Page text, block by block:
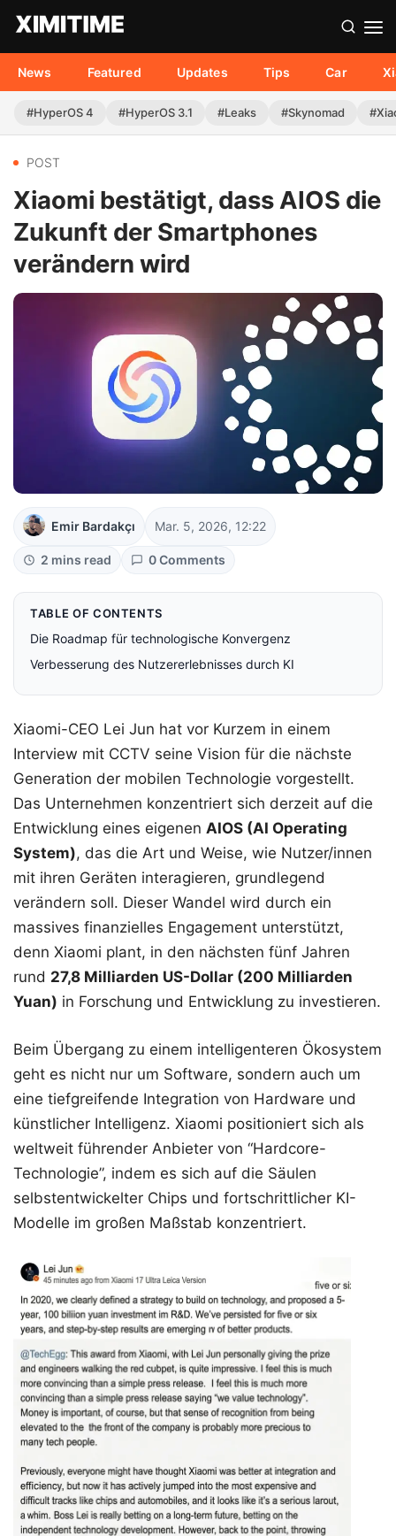
News Featured Updates Tips Car
#HyperOS 4 #HyperOS 3.1 #Leaks #Skynomad
POST
Xiaomi bestätigt, dass AIOS die
Zukunft der Smartphones
verändern wird
Emir Bardakçı Mar. 5, 2026, 12:22
2 mins read 0 Comments
TABLE OF CONTENTS
Die Roadmap für technologische Konvergenz
Verbesserung des Nutzererlebnisses durch KI
Xiaomi-CEO Lei Jun hat vor Kurzem in einem
Interview mit CCTV seine Vision für die nächste
Generation der mobilen Technologie vorgestellt.
Das Unternehmen konzentriert sich derzeit auf die
Entwicklung eines eigenen AIOS (AI Operating
System), das die Art und Weise, wie Nutzer/innen
mit ihren Geräten interagieren, grundlegend
verändern soll. Dieser Wandel wird durch ein
massives finanzielles Engagement unterstützt,
denn Xiaomi plant, in den nächsten fünf Jahren
rund 27,8 Milliarden US-Dollar (200 Milliarden
Yuan) in Forschung und Entwicklung zu investieren.
Beim Übergang zu einem intelligenteren Ökosystem
geht es nicht nur um Software, sondern auch um
eine tiefgreifende Integration von Hardware und
künstlicher Intelligenz. Xiaomi positioniert sich als
weltweit führender Anbieter von “Hardcore-
Technologie”, indem es sich auf die Säulen
selbstentwickelter Chips und fortschrittlicher KI-
Modelle im großen Maßstab konzentriert.